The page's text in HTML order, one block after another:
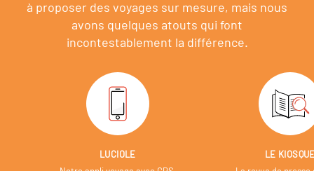
à proposer des voyages sur mesure, mais nous
avons quelques atouts qui font
incontestablement la différence.
LUCIOLE
LE